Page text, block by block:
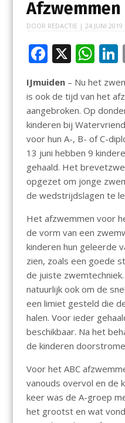
Afzwemmen
DOOR REDACTIE | 24 JUNI 2019
F
ac
e
b
o
o
k
X W
at
s
A
p
p
IJmuiden– Nu het
is ook de tijd van het
aangebroken. Op
kinderen bij
voor hun A-, B- of C-
13 juni hebben 9
gehaald. Het
opgezet om jonge
de wedstrijdslagen te
Het afzwemmen voor
de vorm van een
kinderen hun geleerde
zien, zoals een goede
de juiste
natuurlijk ook om de
een limiet gesteld die
halen. Voor ieder
beschikbaar. Na het
de kinderen
Voor het ABC
vanouds overvol en de
keer was de A-groep
het grootst en wat